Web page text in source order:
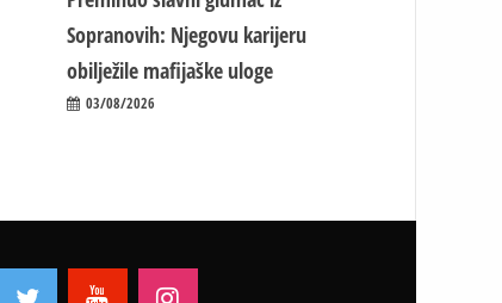
Sopranovih: Njegovu karijeru
obilježile mafijaške uloge
03/08/2026